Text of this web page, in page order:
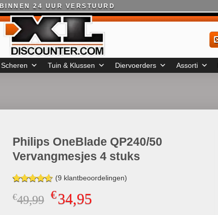
BINNEN 24 UUR VERSTUURD
Scheren Tuin & Klussen Diervoerders Assorti
Philips OneBlade QP240/50
Vervangmesjes 4 stuks
Gewaardeerd
4.56op 5
gebaseerd
(9 klantbeoordelingen)
€49,99 Oorspronkelijke
€34,95Huidige